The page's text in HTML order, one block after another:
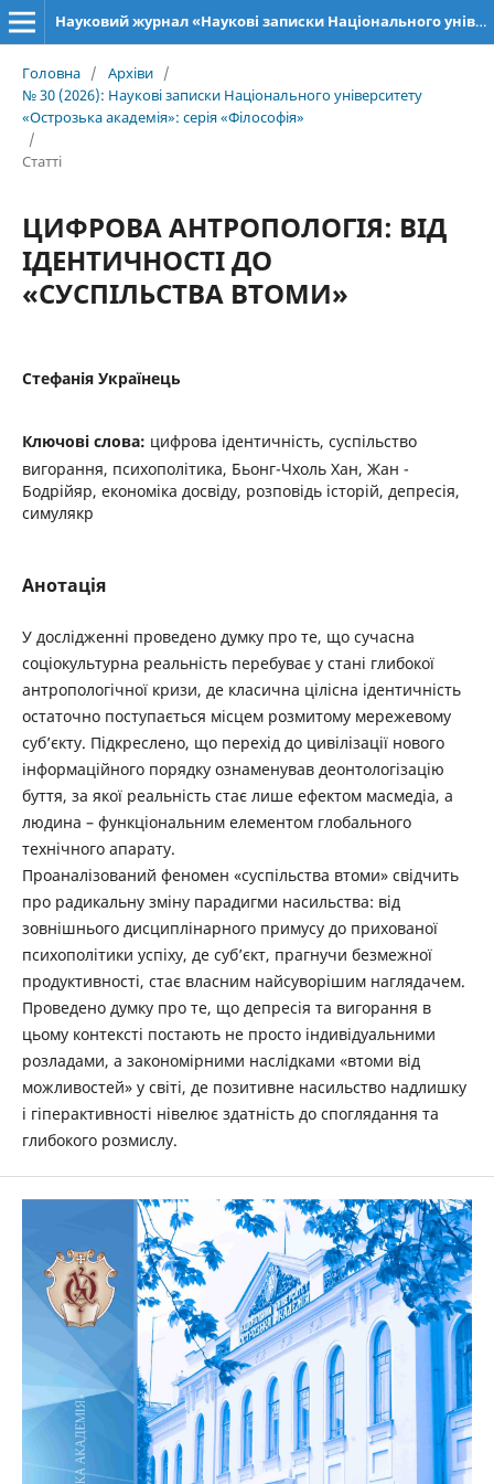
Науковий журнал «Наукові записки Національного університету «Острозька академія»: серія «Філософія»
Головна / Архіви /
№ 30 (2026): Наукові записки Національного університету
«Острозька академія»: серія «Філософія»
/
Статті
ЦИФРОВА АНТРОПОЛОГІЯ: ВІД
ІДЕНТИЧНОСТІ ДО
«СУСПІЛЬСТВА ВТОМИ»
Стефанія Українець
Ключові слова: цифрова ідентичність, суспільство
вигорання, психополітика, Бьонг-Чхоль Хан, Жан ­
Бодрійяр, економіка досвіду, розповідь історій, депресія,
симулякр
Анотація
У дослідженні проведено думку про те, що сучасна
соціокультурна реальність перебуває у стані глибокої
антропологічної кризи, де класична цілісна ідентичність
остаточно поступається місцем розмитому мережевому
суб’єкту. Підкреслено, що перехід до цивілізації нового
інформаційного порядку ознаменував ­деонтологізацію
буття, за якої реальність стає лише ефектом масмедіа, а
людина – функціональним елементом глобального
технічного апарату.
Проаналізований феномен «суспільства втоми» свідчить
про радикальну зміну парадигми насильства: від
зовнішнього дисциплінарного примусу до прихованої
психополітики успіху, де суб’єкт, прагнучи безмежної
продуктивності, стає власним найсуворішим наглядачем.
Проведено думку про те, що депресія та вигорання в
цьому контексті постають не просто індивідуальними
розладами, а закономірними наслідками «втоми від
можливостей» у світі, де позитивне насильство надлишку
і гіперактивності нівелює здатність до споглядання та
глибокого розмислу.